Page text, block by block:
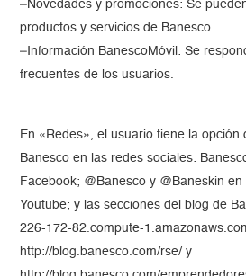
–Novedades y promociones: Se
productos y servicios de Banesco.
–Información BanescoMóvil: Se
frecuentes de los usuarios.
En «Redes», el usuario tiene la opción
Banesco en las redes sociales:
Facebook; @Banesco y @Baneskin
Youtube; y las secciones del blog de
226-172-82.compute-
http://blog.banesco.com/rse/ y